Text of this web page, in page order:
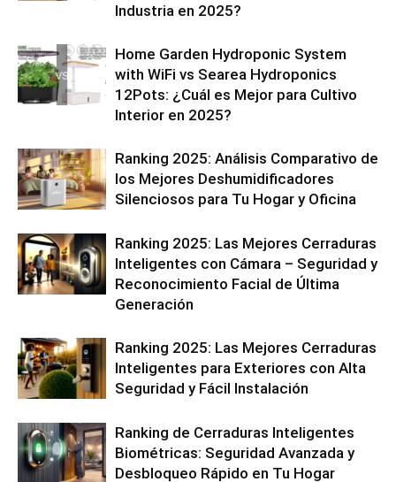
Industria en 2025?
Home Garden Hydroponic System
with WiFi vs Searea Hydroponics
12Pots: ¿Cuál es Mejor para Cultivo
Interior en 2025?
Ranking 2025: Análisis Comparativo de
los Mejores Deshumidificadores
Silenciosos para Tu Hogar y Oficina
Ranking 2025: Las Mejores Cerraduras
Inteligentes con Cámara – Seguridad y
Reconocimiento Facial de Última
Generación
Ranking 2025: Las Mejores Cerraduras
Inteligentes para Exteriores con Alta
Seguridad y Fácil Instalación
Ranking de Cerraduras Inteligentes
Biométricas: Seguridad Avanzada y
Desbloqueo Rápido en Tu Hogar